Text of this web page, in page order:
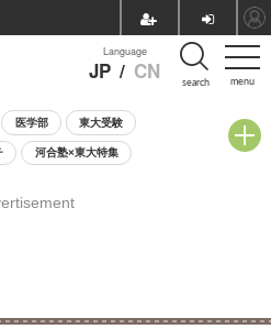
menu
Language
JP / CN search
医学部 東大受験
河合塾×東大特集
校説明会・相談会